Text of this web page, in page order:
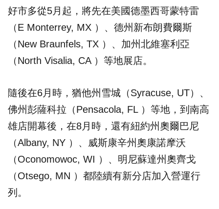
好市多從5月起，將先在美國德墨西哥蒙特雷
（E Monterrey, MX ）、德州新布朗費爾斯
（New Braunfels, TX ）、加州北維塞利亞
（North Visalia, CA ）等地展店。
隨後在6月時，猶他州雪城（Syracuse, UT）、
佛州彭薩科拉（Pensacola, FL ）等地，到南高
雄店開幕後，在8月時，還有紐約州奧爾巴尼
（Albany, NY ）、威斯康辛州奧康諾摩沃
（Oconomowoc, WI ）、明尼蘇達州奧齊戈
（Otsego, MN ）都陸續有新分店加入營運行
列。